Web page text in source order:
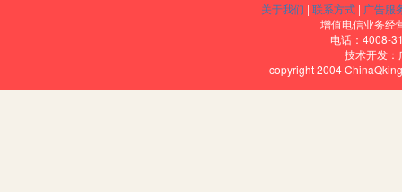
法律、法规是震慑犯罪分子的最有力的武器。预防犯罪没有法律
的法律、法规，以法律为准绳进行惩处。近几年来，国家为促进计
关于我们 | 联系方式 | 广告服
增值电信业务经
电话：4008-
技术开发：
copyright 2004